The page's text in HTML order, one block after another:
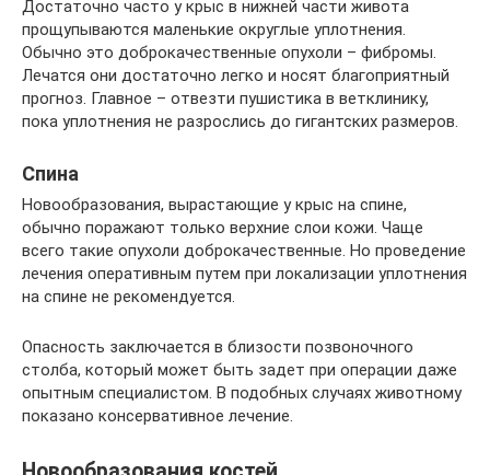
Достаточно часто у крыс в нижней части живота
прощупываются маленькие округлые уплотнения.
Обычно это доброкачественные опухоли – фибромы.
Лечатся они достаточно легко и носят благоприятный
прогноз. Главное – отвезти пушистика в ветклинику,
пока уплотнения не разрослись до гигантских размеров.
Спина
Новообразования, вырастающие у крыс на спине,
обычно поражают только верхние слои кожи. Чаще
всего такие опухоли доброкачественные. Но проведение
лечения оперативным путем при локализации уплотнения
на спине не рекомендуется.
Опасность заключается в близости позвоночного
столба, который может быть задет при операции даже
опытным специалистом. В подобных случаях животному
показано консервативное лечение.